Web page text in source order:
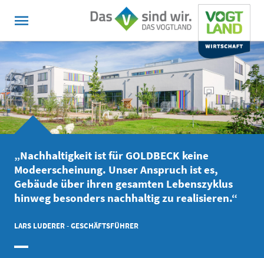
Hauptnavigation
„Nachhaltigkeit ist für GOLDBECK keine
Modeerscheinung. Unser Anspruch ist es,
Gebäude über ihren gesamten Lebenszyklus
hinweg besonders nachhaltig zu realisieren.“
LARS LUDERER - GESCHÄFTSFÜHRER